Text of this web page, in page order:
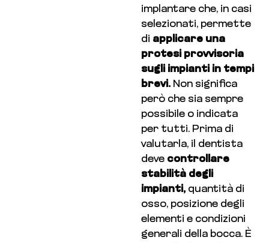
implantare che, in casi
selezionati, permette
di applicare una
protesi provvisoria
sugli impianti in tempi
brevi. Non significa
però che sia sempre
possibile o indicata
per tutti. Prima di
valutarla, il dentista
deve controllare
stabilità degli
impianti, quantità di
osso, posizione degli
elementi e condizioni
generali della bocca. È